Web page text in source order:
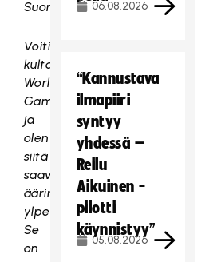
Suomessa.
Voitimme
kultaa
World
Gamesissa,
ja
olen
siitä
saavutuksesta
äärimmäisen
ylpeä.
Se
on
06.08.2026
“Kannustava
ilmapiiri
syntyy
yhdessä –
Reilu
Aikuinen -
pilotti
käynnistyy”
05.08.2026